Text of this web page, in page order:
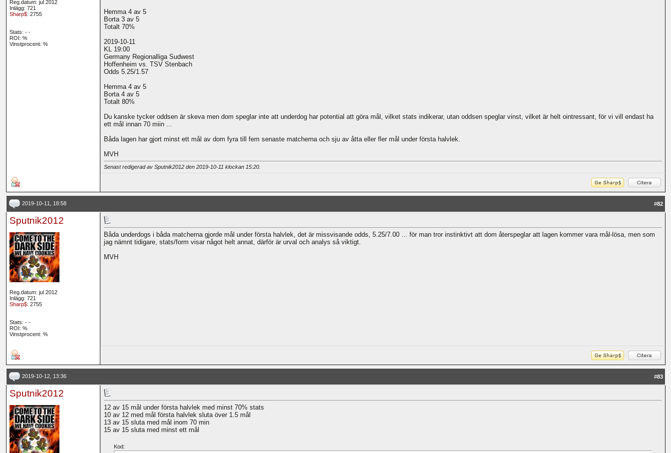
Reg.datum: jul 2012
Inlägg: 721
Sharp$: 2755
Stats: - -
ROI: %
Vinstprocent: %
Hemma 4 av 5
Borta 3 av 5
Totalt 70%
2019-10-11
KL 19:00
Germany Regionalliga Sudwest
Hoffenheim vs. TSV Stenbach
Odds 5.25/1.57
Hemma 4 av 5
Borta 4 av 5
Totalt 80%
Du kanske tycker oddsen är skeva men dom speglar inte att underdog har potential att göra mål, vilket stats indikerar, utan oddsen speglar vinst, vilket är helt ointressant, för vi vill endast ha
ett mål innan 70 miin ...
Båda lagen har gjort minst ett mål av dom fyra till fem senaste matcherna och sju av åtta eller fler mål under första halvlek.
MVH
Senast redigerad av Sputnik2012 den 2019-10-11 klockan 15:20.
2019-10-11, 18:58 #82
Sputnik2012
Reg.datum: jul 2012
Inlägg: 721
Sharp$: 2755
Stats: - -
ROI: %
Vinstprocent: %
Båda underdogs i båda matcherna gjorde mål under första halvlek, det är missvisande odds, 5.25/7.00 ... för man tror instinktivt att dom återspeglar att lagen kommer vara mål-lösa, men som
jag nämnt tidigare, stats/form visar något helt annat, därför är urval och analys så viktigt.
MVH
2019-10-12, 13:36 #83
Sputnik2012
12 av 15 mål under första halvlek med minst 70% stats
10 av 12 med mål första halvlek sluta över 1.5 mål
13 av 15 sluta med mål inom 70 min
15 av 15 sluta med minst ett mål
Kod: